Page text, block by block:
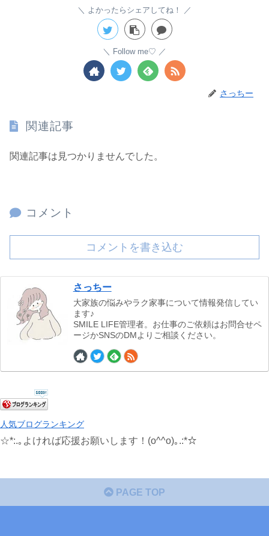
よかったらシェアしてね！
Follow me♡
さっちー
関連記事
関連記事は見つかりませんでした。
コメント
コメントを書き込む
さっちー
大家族の悩みやラク家事について情報発信してい
ます♪
SMILE LIFE管理者。お仕事のご依頼はお問合せペ
ージかSNSのDMよりご相談ください。
人気ブログランキング
☆*:.｡よければ応援お願いします！(o^^o)｡.:*☆
PAGE TOP